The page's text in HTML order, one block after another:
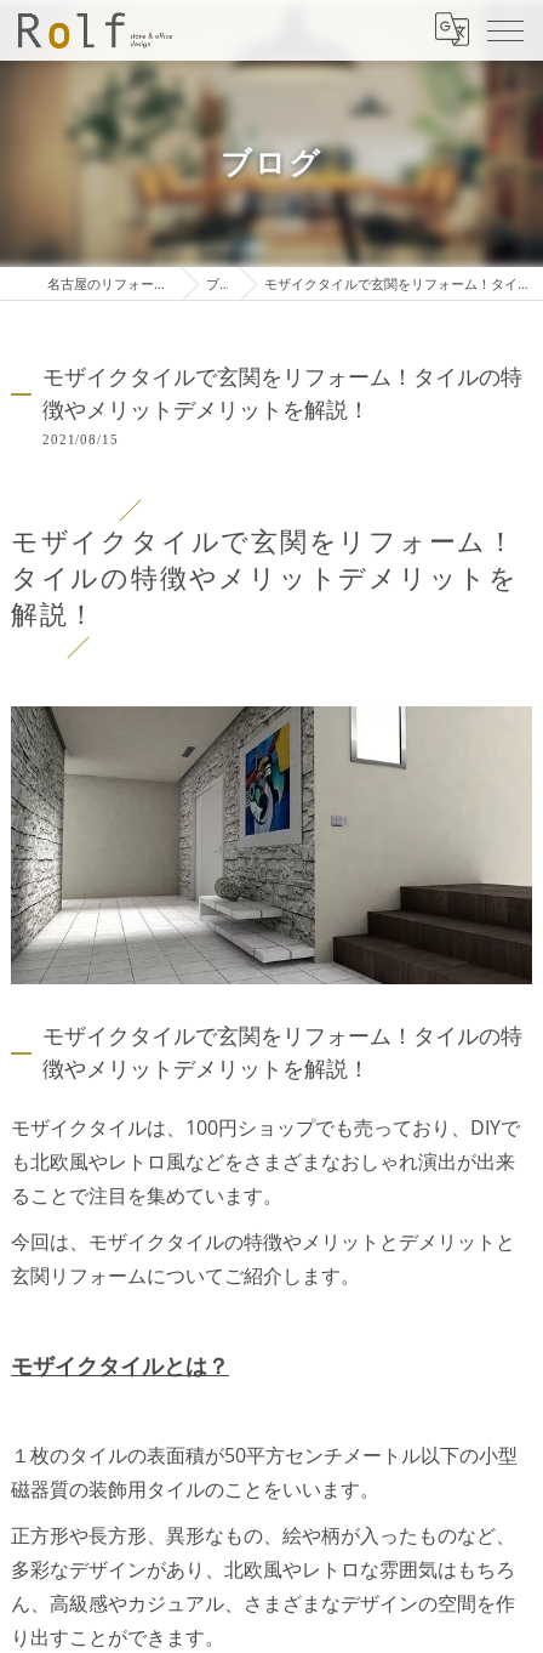
ブログ
名古屋のリフォームは株式会社ロルフ ブログ モザイクタイルで玄関をリフォーム！タイルの特徴やメリットデメリットを解説！
モザイクタイルで玄関をリフォーム！タイルの特
徴やメリットデメリットを解説！
2021/08/15
モザイクタイルで玄関をリフォーム！
タイルの特徴やメリットデメリットを
解説！
モザイクタイルで玄関をリフォーム！タイルの特
徴やメリットデメリットを解説！
モザイクタイルは、100円ショップでも売っており、DIYで
も北欧風やレトロ風などをさまざまなおしゃれ演出が出来
ることで注目を集めています。
今回は、モザイクタイルの特徴やメリットとデメリットと
玄関リフォームについてご紹介します。
モザイクタイルとは？
１枚のタイルの表面積が50平方センチメートル以下の小型
磁器質の装飾用タイルのことをいいます。
正方形や長方形、異形なもの、絵や柄が入ったものなど、
多彩なデザインがあり、北欧風やレトロな雰囲気はもちろ
ん、高級感やカジュアル、さまざまなデザインの空間を作
り出すことができます。